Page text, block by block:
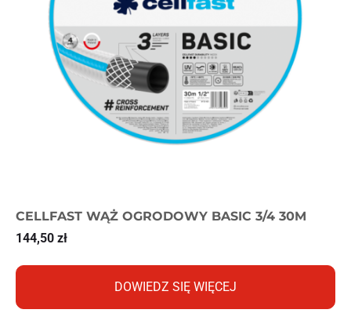
CELLFAST WĄŻ OGRODOWY BASIC 3/4 30M
144,50 zł
DOWIEDZ SIĘ WIĘCEJ